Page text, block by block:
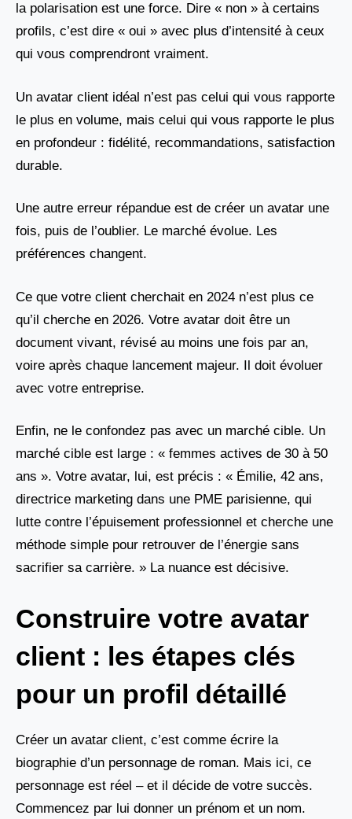
la polarisation est une force. Dire « non » à certains
profils, c’est dire « oui » avec plus d’intensité à ceux
qui vous comprendront vraiment.
Un avatar client idéal n’est pas celui qui vous rapporte
le plus en volume, mais celui qui vous rapporte le plus
en profondeur : fidélité, recommandations, satisfaction
durable.
Une autre erreur répandue est de créer un avatar une
fois, puis de l’oublier. Le marché évolue. Les
préférences changent.
Ce que votre client cherchait en 2024 n’est plus ce
qu’il cherche en 2026. Votre avatar doit être un
document vivant, révisé au moins une fois par an,
voire après chaque lancement majeur. Il doit évoluer
avec votre entreprise.
Enfin, ne le confondez pas avec un marché cible. Un
marché cible est large : « femmes actives de 30 à 50
ans ». Votre avatar, lui, est précis : « Émilie, 42 ans,
directrice marketing dans une PME parisienne, qui
lutte contre l’épuisement professionnel et cherche une
méthode simple pour retrouver de l’énergie sans
sacrifier sa carrière. » La nuance est décisive.
Construire votre avatar
client : les étapes clés
pour un profil détaillé
Créer un avatar client, c’est comme écrire la
biographie d’un personnage de roman. Mais ici, ce
personnage est réel – et il décide de votre succès.
Commencez par lui donner un prénom et un nom.